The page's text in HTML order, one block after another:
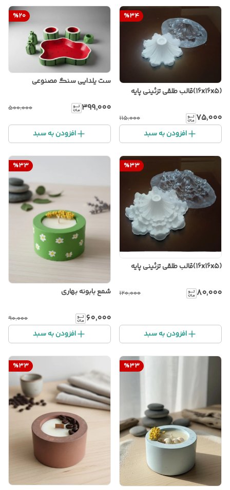
%34
(16x16x5)قالب طلقی تزئینی پایه
۷۵٬۰۰۰ ۱۱۵٬۰۰۰
افزودن به سبد
%20
ست یلدایی سنگ مصنوعی
۳۹۹٬۰۰۰ ۵۰۰٬۰۰۰
افزودن به سبد
%33
(16x16x5)قالب طلقی تزئینی پایه
۸۰٬۰۰۰ ۱۲۰٬۰۰۰
افزودن به سبد
%33
شمع بابونه بهاری
۶۰٬۰۰۰ ۹۰٬۰۰۰
افزودن به سبد
%33
%33